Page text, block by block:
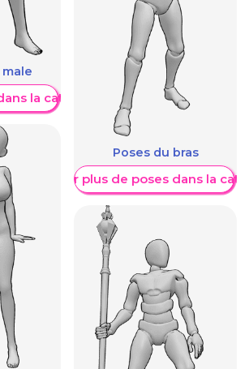
la catégorie
Poses du bras
Afficher plus de poses dans la